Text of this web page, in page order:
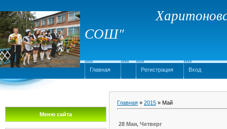
СОШ"
Главная Регистрация Вход
Меню сайта
Главная » 2015 » Май
28 Мая, Четверг